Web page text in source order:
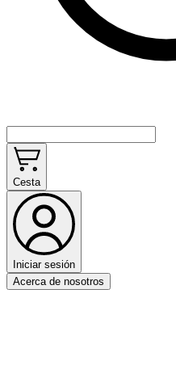
Cesta
Iniciar sesión
Acerca de nosotros